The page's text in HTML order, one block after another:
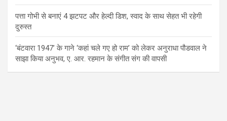
पत्ता गोभी से बनाएं 4 झटपट और हेल्दी डिश, स्वाद के साथ सेहत भी रहेगी
दुरुस्त
‘बंटवारा 1947’ के गाने ‘कहां चले गए हो राम’ को लेकर अनुराधा पौडवाल ने
साझा किया अनुभव, ए. आर. रहमान के संगीत संग की वापसी